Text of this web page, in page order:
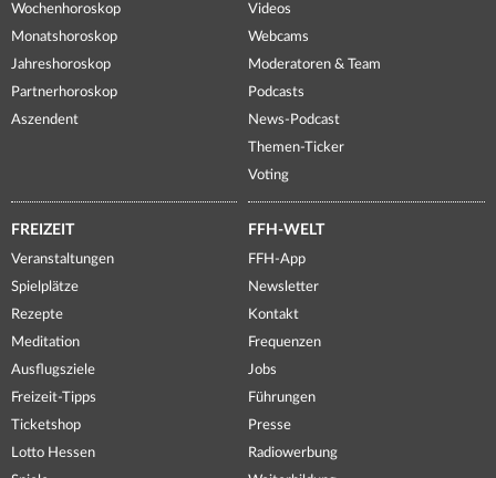
Wochenhoroskop
Monatshoroskop
Jahreshoroskop
Partnerhoroskop
Aszendent
Videos
Webcams
Moderatoren & Team
Podcasts
News-Podcast
Themen-Ticker
Voting
FREIZEIT
Veranstaltungen
Spielplätze
Rezepte
Meditation
Ausflugsziele
Freizeit-Tipps
Ticketshop
Lotto Hessen
FFH-WELT
FFH-App
Newsletter
Kontakt
Frequenzen
Jobs
Führungen
Presse
Radiowerbung